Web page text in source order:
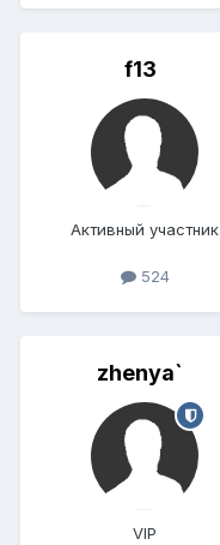
f13
Активный участник
524
zhenya`
VIP